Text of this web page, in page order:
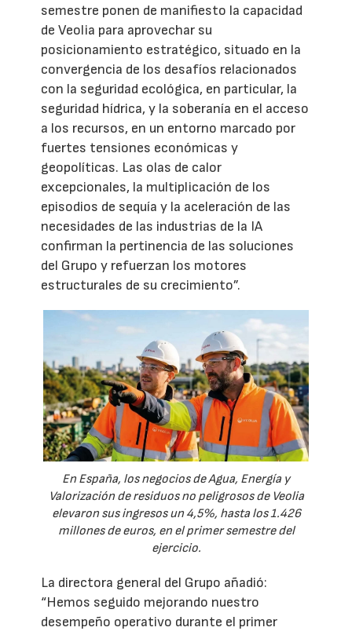
semestre ponen de manifiesto la capacidad
de Veolia para aprovechar su
posicionamiento estratégico, situado en la
convergencia de los desafíos relacionados
con la seguridad ecológica, en particular, la
seguridad hídrica, y la soberanía en el acceso
a los recursos, en un entorno marcado por
fuertes tensiones económicas y
geopolíticas. Las olas de calor
excepcionales, la multiplicación de los
episodios de sequía y la aceleración de las
necesidades de las industrias de la IA
confirman la pertinencia de las soluciones
del Grupo y refuerzan los motores
estructurales de su crecimiento”.
En España, los negocios de Agua, Energía y
Valorización de residuos no peligrosos de Veolia
elevaron sus ingresos un 4,5%, hasta los 1.426
millones de euros, en el primer semestre del
ejercicio.
La directora general del Grupo añadió:
“Hemos seguido mejorando nuestro
desempeño operativo durante el primer